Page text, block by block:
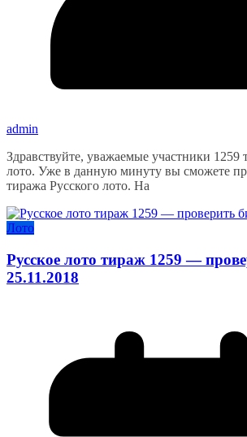
admin
Здравствуйте, уважаемые участники 1259
лото. Уже в данную минуту вы сможете
тиража Русского лото. На
Лото
Русское лото тираж 1259 —
25.11.2018